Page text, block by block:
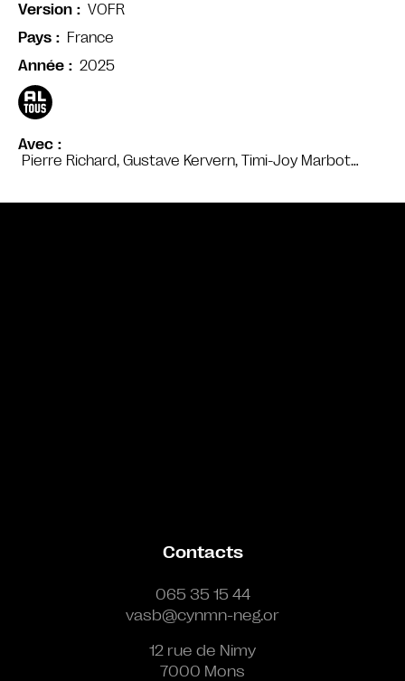
Avec
Pierre Richard, Gustave Kervern, Timi-Joy Marbot…
Version
VOFR
Pays
France
Année
2025
Contacts
065 35 15 44
vasb@cynmn-neg.or
12 rue de Nimy
7000 Mons